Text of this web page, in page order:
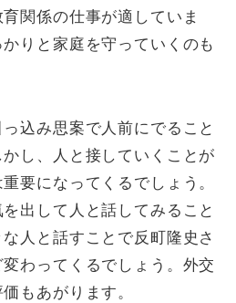
関係の仕事が適していま
りと家庭を守っていくのも
込み思案で人前にでること
し、人と接していくことが
要になってくるでしょう。
出して人と話してみること
人と話すことで反町隆史さ
わってくるでしょう。外交
もあがります。